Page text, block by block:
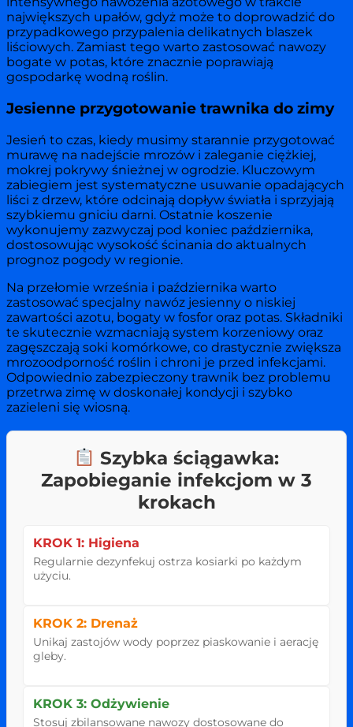
największych upałów, gdyż może to doprowadzić do
przypadkowego przypalenia delikatnych blaszek
liściowych. Zamiast tego warto zastosować nawozy
bogate w potas, które znacznie poprawiają
gospodarkę wodną roślin.
Jesienne przygotowanie trawnika do zimy
Jesień to czas, kiedy musimy starannie przygotować
murawę na nadejście mrozów i zaleganie ciężkiej,
mokrej pokrywy śnieżnej w ogrodzie. Kluczowym
zabiegiem jest systematyczne usuwanie opadających
liści z drzew, które odcinają dopływ światła i sprzyjają
szybkiemu gniciu darni. Ostatnie koszenie
wykonujemy zazwyczaj pod koniec października,
dostosowując wysokość ścinania do aktualnych
prognoz pogody w regionie.
Na przełomie września i października warto
zastosować specjalny nawóz jesienny o niskiej
zawartości azotu, bogaty w fosfor oraz potas. Składniki
te skutecznie wzmacniają system korzeniowy oraz
zagęszczają soki komórkowe, co drastycznie zwiększa
mrozoodporność roślin i chroni je przed infekcjami.
Odpowiednio zabezpieczony trawnik bez problemu
przetrwa zimę w doskonałej kondycji i szybko
zazieleni się wiosną.
Szybka ściągawka:
Zapobieganie infekcjom w 3
krokach
KROK 1: Higiena
Regularnie dezynfekuj ostrza kosiarki po każdym
użyciu.
KROK 2: Drenaż
Unikaj zastojów wody poprzez piaskowanie i aerację
gleby.
KROK 3: Odżywienie
Stosuj zbilansowane nawozy dostosowane do